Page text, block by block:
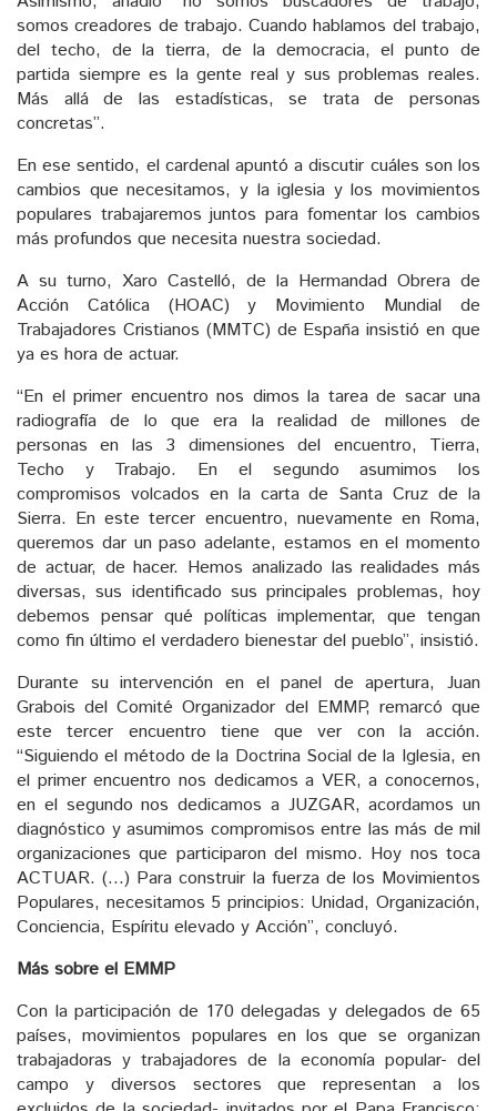
somos creadores de trabajo. Cuando hablamos del trabajo,
del techo, de la tierra, de la democracia, el punto de
partida siempre es la gente real y sus problemas reales.
Más allá de las estadísticas, se trata de personas
concretas”.
En ese sentido, el cardenal apuntó a discutir cuáles son los
cambios que necesitamos, y la iglesia y los movimientos
populares trabajaremos juntos para fomentar los cambios
más profundos que necesita nuestra sociedad.
A su turno, Xaro Castelló, de la Hermandad Obrera de
Acción Católica (HOAC) y Movimiento Mundial de
Trabajadores Cristianos (MMTC) de España insistió en que
ya es hora de actuar.
“En el primer encuentro nos dimos la tarea de sacar una
radiografía de lo que era la realidad de millones de
personas en las 3 dimensiones del encuentro, Tierra,
Techo y Trabajo. En el segundo asumimos los
compromisos volcados en la carta de Santa Cruz de la
Sierra. En este tercer encuentro, nuevamente en Roma,
queremos dar un paso adelante, estamos en el momento
de actuar, de hacer. Hemos analizado las realidades más
diversas, sus identificado sus principales problemas, hoy
debemos pensar qué políticas implementar, que tengan
como fin último el verdadero bienestar del pueblo”, insistió.
Durante su intervención en el panel de apertura, Juan
Grabois del Comité Organizador del EMMP, remarcó que
este tercer encuentro tiene que ver con la acción.
“Siguiendo el método de la Doctrina Social de la Iglesia, en
el primer encuentro nos dedicamos a VER, a conocernos,
en el segundo nos dedicamos a JUZGAR, acordamos un
diagnóstico y asumimos compromisos entre las más de mil
organizaciones que participaron del mismo. Hoy nos toca
ACTUAR. (…) Para construir la fuerza de los Movimientos
Populares, necesitamos 5 principios: Unidad, Organización,
Conciencia, Espíritu elevado y Acción”, concluyó.
Más sobre el EMMP
Con la participación de 170 delegadas y delegados de 65
países, movimientos populares en los que se organizan
trabajadoras y trabajadores de la economía popular- del
campo y diversos sectores que representan a los